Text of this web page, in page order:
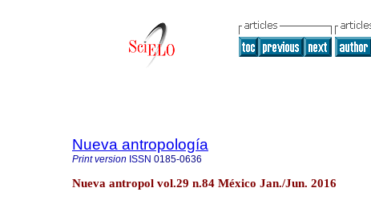
Nueva antropología
Print version ISSN 0185-0636
Nueva antropol vol.29 n.84 México Jan./Jun. 2016